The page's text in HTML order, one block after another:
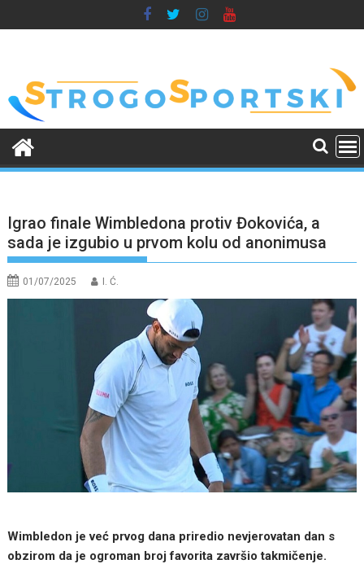
to
Igrao finale Wimbledona protiv Đokovića, a
sada je izgubio u prvom kolu od anonimusa
01/07/2025 I. Ć.
Wimbledon je već prvog dana priredio nevjerovatan dan s
obzirom da je ogroman broj favorita završio takmičenje.